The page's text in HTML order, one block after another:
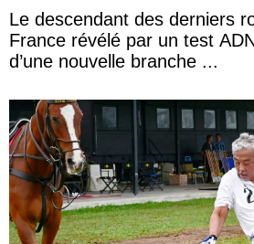
Le descendant des derniers
France révélé par un test
d’une nouvelle branche ...